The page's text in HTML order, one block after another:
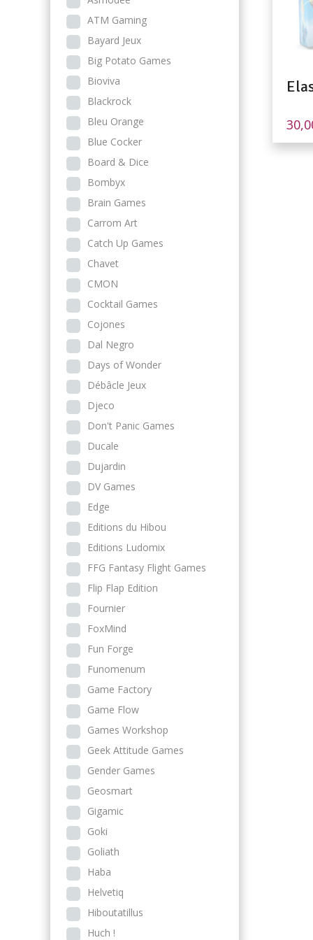
ATM Gaming
Bayard Jeux
Big Potato Games
Bioviva
Blackrock
Bleu Orange
Blue Cocker
Board & Dice
Bombyx
Brain Games
Carrom Art
Catch Up Games
Chavet
CMON
Cocktail Games
Cojones
Dal Negro
Days of Wonder
Débâcle Jeux
Djeco
Don't Panic Games
Ducale
Dujardin
DV Games
Edge
Editions du Hibou
Editions Ludomix
FFG Fantasy Flight Games
Flip Flap Edition
Fournier
FoxMind
Fun Forge
Funomenum
Game Factory
Game Flow
Games Workshop
Geek Attitude Games
Gender Games
Geosmart
Gigamic
Goki
Goliath
Haba
Helvetiq
Hiboutatillus
Huch !